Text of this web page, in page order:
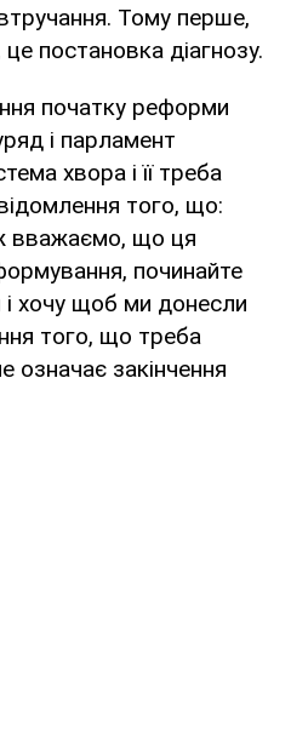
Тому перше,
постановка діагнозу.
початку реформи
і парламент
хвора і її треба
того, що:
вважаємо, що ця
починайте
хочу щоб ми донесли
того, що треба
означає закінчення